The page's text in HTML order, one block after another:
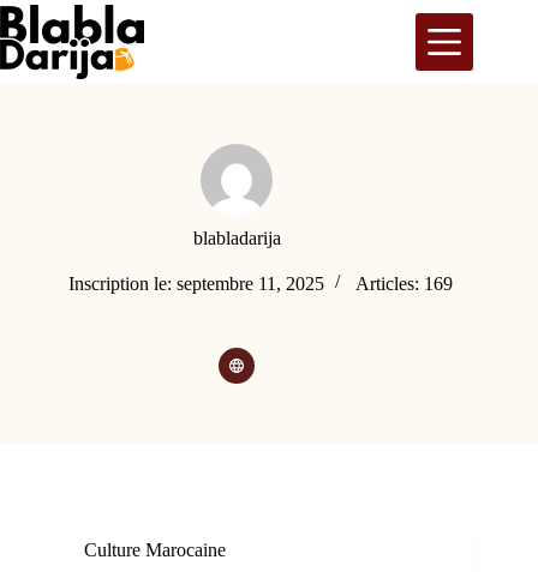
Passer
au
contenu
blabladarija
Inscription le: septembre 11, 2025 Articles: 169
Culture Marocaine